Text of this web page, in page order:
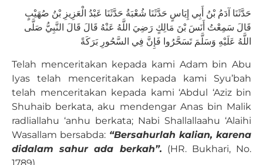
قَالَ سَمِعْتُ أَنَسَ بْنَ مَالِكٍ رَضِيَ اللَّهُ عَنْهُ قَالَ قَالَ النَّبِيُّ صَلَّى
اللَّهُ عَلَيْهِ وَسَلَّمَ تَسَحَّرُوا فَإِنَّ فِي السَّحُورِ بَرَكَةً
Telah menceritakan kepada kami Adam bin Abu
Iyas telah menceritakan kepada kami Syu’bah
telah menceritakan kepada kami ‘Abdul ‘Aziz bin
Shuhaib berkata, aku mendengar Anas bin Malik
radliallahu ‘anhu berkata; Nabi Shallallaahu ‘Alaihi
Wasallam bersabda: “Bersahurlah kalian, karena
didalam sahur ada berkah”. (HR. Bukhari, No.